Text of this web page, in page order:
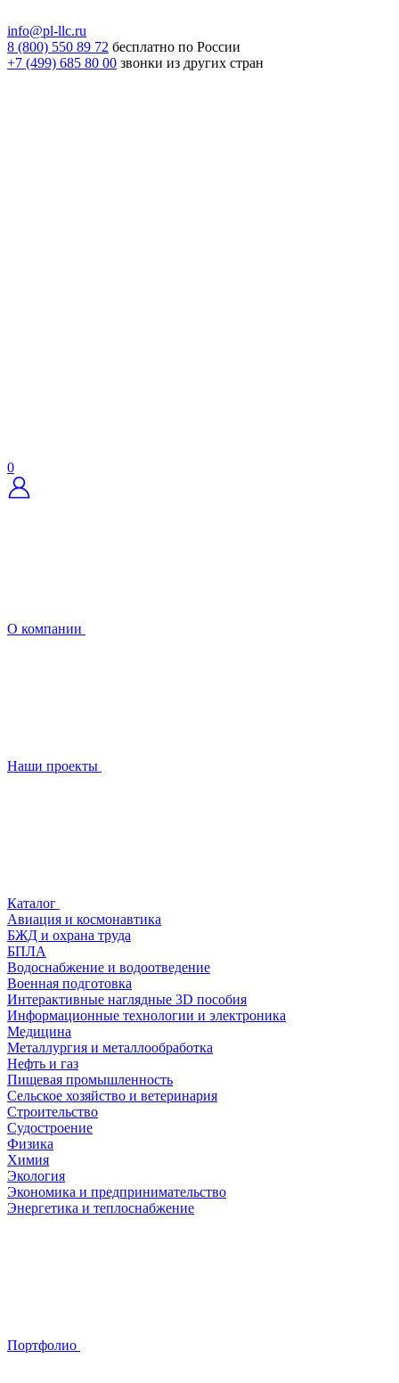
info@pl-llc.ru
8 (800) 550 89 72 бесплатно по России
+7 (499) 685 80 00 звонки из других стран
0
О компании
Наши проекты
Каталог
Авиация и космонавтика
БЖД и охрана труда
БПЛА
Водоснабжение и водоотведение
Военная подготовка
Интерактивные наглядные 3D пособия
Информационные технологии и электроника
Медицина
Металлургия и металлообработка
Нефть и газ
Пищевая промышленность
Сельское хозяйство и ветеринария
Строительство
Судостроение
Физика
Химия
Экология
Экономика и предпринимательство
Энергетика и теплоснабжение
Портфолио